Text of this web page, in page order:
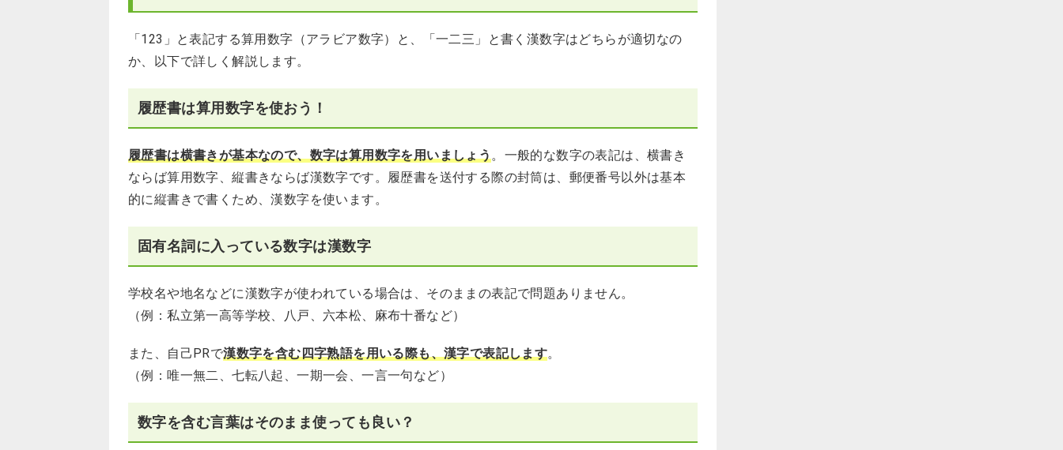
「123」と表記する算用数字（アラビア数字）と、「一二三」と書く漢数字はどちらが適切なの
か、以下で詳しく解説します。
履歴書は算用数字を使おう！
履歴書は横書きが基本なので、数字は算用数字を用いましょう。一般的な数字の表記は、横書き
ならば算用数字、縦書きならば漢数字です。履歴書を送付する際の封筒は、郵便番号以外は基本
的に縦書きで書くため、漢数字を使います。
固有名詞に入っている数字は漢数字
学校名や地名などに漢数字が使われている場合は、そのままの表記で問題ありません。
（例：私立第一高等学校、八戸、六本松、麻布十番など）
また、自己PRで漢数字を含む四字熟語を用いる際も、漢字で表記します。
（例：唯一無二、七転八起、一期一会、一言一句など）
数字を含む言葉はそのまま使っても良い？